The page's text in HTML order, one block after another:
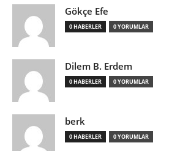
Gökçe Efe
0 HABERLER 0 YORUMLAR
Dilem B. Erdem
0 HABERLER 0 YORUMLAR
berk
0 HABERLER 0 YORUMLAR